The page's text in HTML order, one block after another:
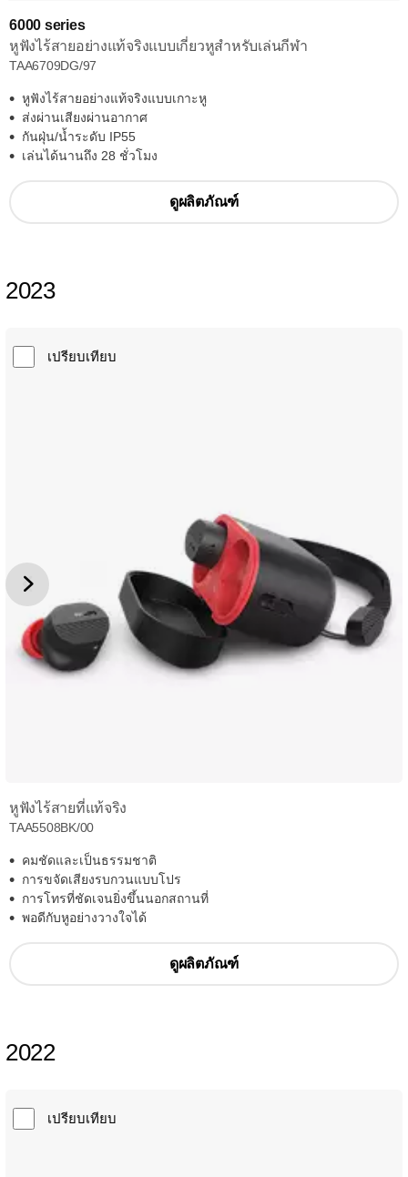
6000 series
หูฟังไร้สายอย่างแท้จริงแบบเกี่ยวหูสำหรับเล่นกีฬา
TAA6709DG/97
หูฟังไร้สายอย่างแท้จริงแบบเกาะหู
ส่งผ่านเสียงผ่านอากาศ
กันฝุ่น/น้ำระดับ IP55
เล่นได้นานถึง 28 ชั่วโมง
ดูผลิตภัณฑ์
2023
เปรียบเทียบ
หูฟังไร้สายที่แท้จริง
TAA5508BK/00
คมชัดและเป็นธรรมชาติ
การขจัดเสียงรบกวนแบบโปร
การโทรที่ชัดเจนยิ่งขึ้นนอกสถานที่
พอดีกับหูอย่างวางใจได้
ดูผลิตภัณฑ์
2022
เปรียบเทียบ